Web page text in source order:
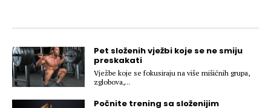
Zdravlje
Hedonizam
MAGAZIN
Njega nje
Njega njega
KALORIJE
Pet složenih vježbi koje se ne smiju
preskakati
Vježbe koje se fokusiraju na više mišićnih grupa,
zglobova,...
Počnite trening sa složenijim